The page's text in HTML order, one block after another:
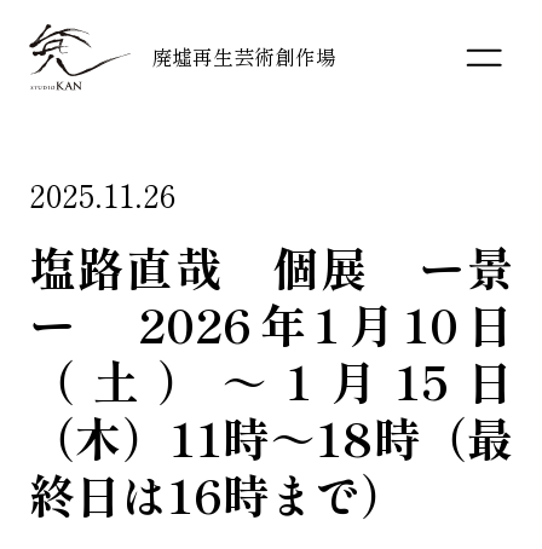
廃墟再生芸術創作場
2025.11.26
塩路直哉 個展 ー景
ー 2026年1月10日
（土）～1月15日
（木）11時～18時（最
終日は16時まで）